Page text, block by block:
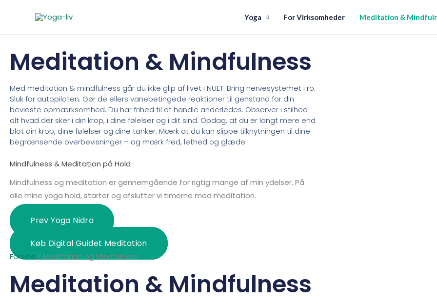
Yoga For Virksomheder Meditation &
Meditation & Mindfulness
Med meditation & mindfulness går du ikke glip af livet i NUET. Bring nervesystemet i ro.
Sluk for autopiloten. Gør de ellers vanebetingede reaktioner til genstand for din
bevidste opmærksomhed. Du har frihed til at handle anderledes. Observer i stilhed
alt hvad der sker i din krop, i dine følelser og i dit sind. Opdag, at du er langt mere end
blot din krop, dine følelser og dine tanker. Mærk at du kan slippe tilknytningen til dine
begrænsende overbevisninger – og mærk fred, lethed og glæde.
Mindfulness & Meditation på Hold
Mindfulness og meditation er gennemgående for rigtig mange af min ydelser. På
alle mine yoga hold, starter og afslutter vi timerne med meditation.
Prøv Yoga Nidra
Køb Digital Guidet Meditation
Forside /Meditation og Mindfulness
Meditation & Mindfulness